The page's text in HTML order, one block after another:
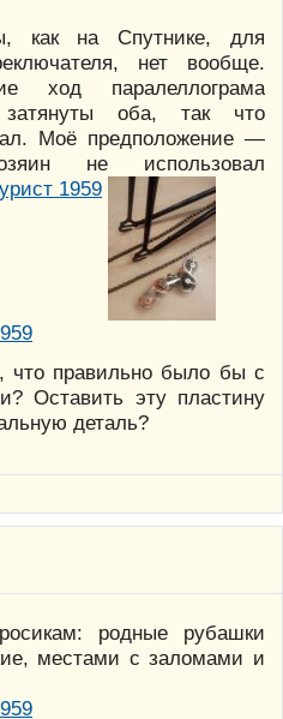
как на Спутнике, для
нет вообще.
ход паралеллограма
оба, так что
Моё предположение —
не использовал
что правильно было бы с
Оставить эту пластину
деталь?
родные рубашки
местами с заломами и